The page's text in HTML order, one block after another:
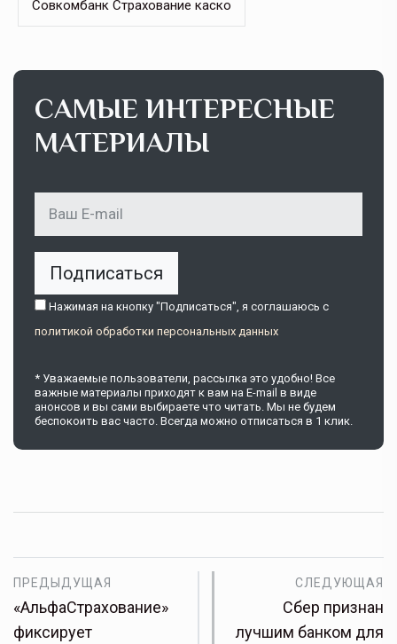
Совкомбанк Страхование каско
САМЫЕ ИНТЕРЕСНЫЕ
МАТЕРИАЛЫ
Подписаться
Нажимая на кнопку "Подписаться", я соглашаюсь c
политикой обработки персональных данных
* Уважаемые пользователи, рассылка это удобно! Все
важные материалы приходят к вам на E-mail в виде
анонсов и вы сами выбираете что читать. Мы не будем
беспокоить вас часто. Всегда можно отписаться в 1 клик.
ПРЕДЫДУЩАЯ
«АльфаСтрахование»
фиксирует
СЛЕДУЮЩАЯ
Сбер признан
лучшим банком для